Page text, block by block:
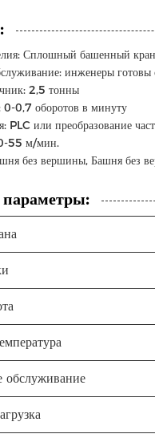
Сплошный башенный кран
инженеры готовы
2,5 тонны
0-0,7 оборотов в минуту
PLC или преобразование
0-55 м/мин.
без вершины, Башня без
параметры:
обслуживание